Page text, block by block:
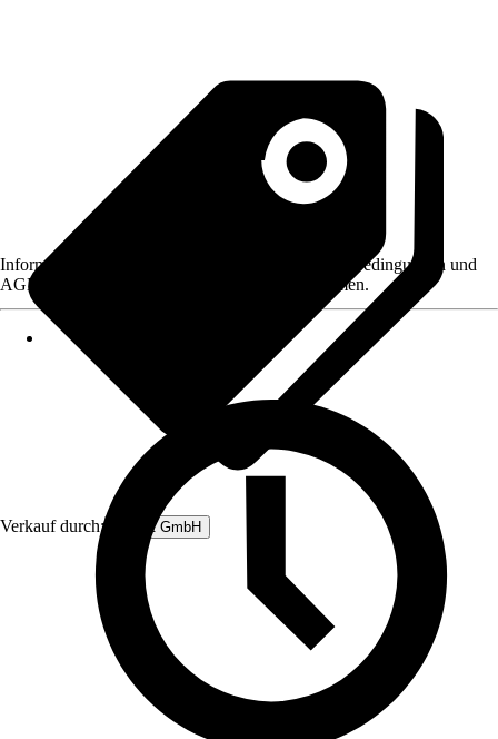
Verkauf durch: Rubart GmbH
Informationen des Verkäufers, wie z. B. Rückgabebedingungen und
AGB, finden Sie bei Klick auf den Verkäufernamen.